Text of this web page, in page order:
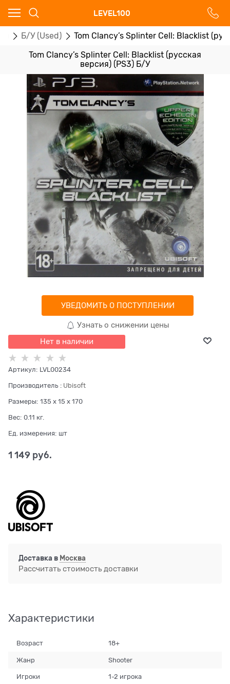
LEVEL100
Б/У (Used) Tom Clancy’s Splinter Cell: Blacklist
Tom Clancy’s Splinter Cell: Blacklist (русская
версия) (PS3) Б/У
УВЕДОМИТЬ О ПОСТУПЛЕНИИ
Узнать о снижении цены
Нет в наличии
Артикул: LVL00234
Производитель : Ubisoft
Размеры: 135 x 15 x 170
Вес: 0.11 кг.
Ед. измерения: шт
1 149 руб.
Доставка в Москва
Рассчитать стоимость доставки
Характеристики
Возраст 18+
Жанр Shooter
Игроки 1-2 игрока
Ваш город - Москва,
угадали?
ДА НЕТ